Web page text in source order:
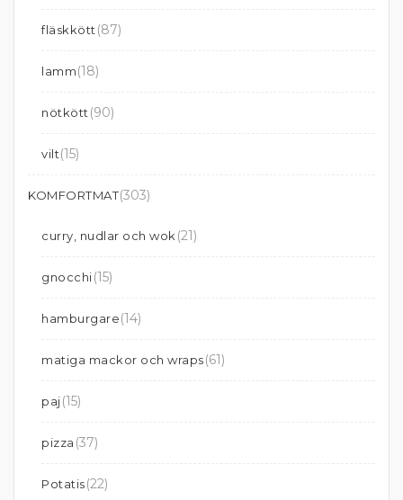
fläskkött (87)
lamm(18)
nötkött (90)
vilt(15)
KOMFORTMAT(303)
curry, nudlar och wok (21)
gnocchi(15)
hamburgare(14)
matiga mackor och wraps(61)
paj(15)
pizza (37)
Potatis(22)